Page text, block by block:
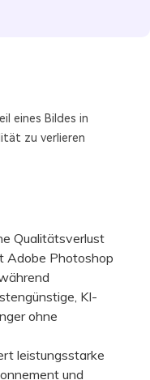
eines Bildes in
zu verlieren
Qualitätsverlust
Adobe Photoshop
KI-
ohne
leistungsstarke
und